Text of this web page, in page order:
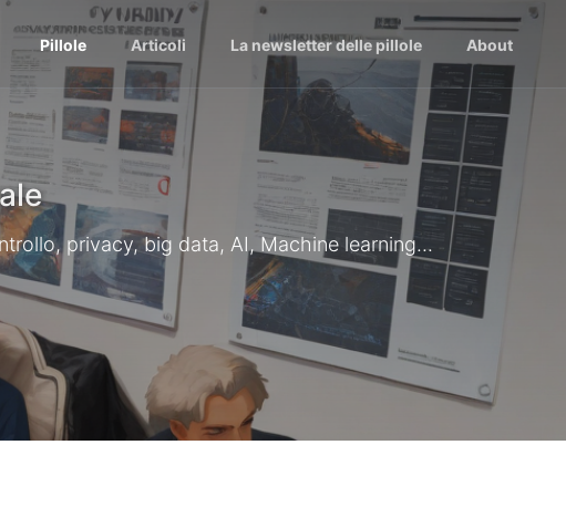
Pillole Articoli La newsletter delle pillole About
privacy, big data, AI, Machine learning...